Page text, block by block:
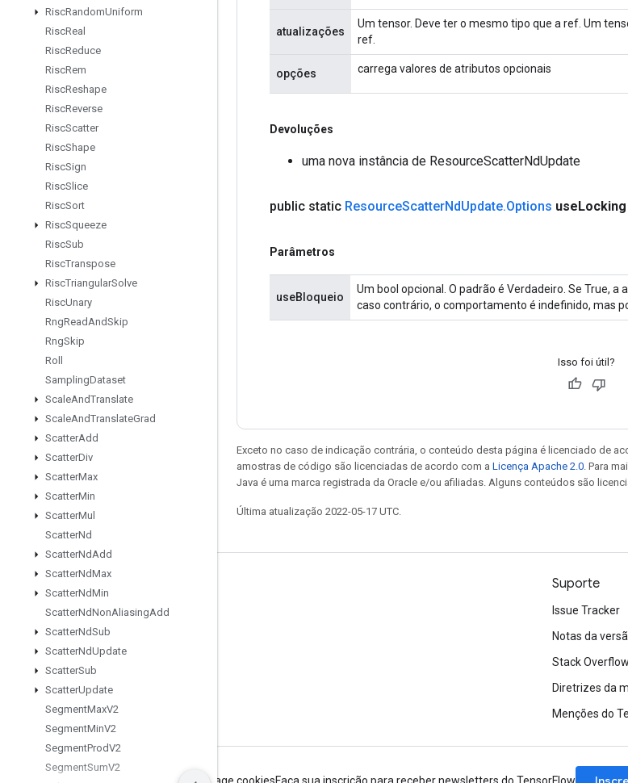
RiscRandomUniform
RiscReal
RiscReduce
RiscRem
RiscReshape
RiscReverse
RiscScatter
RiscShape
RiscSign
RiscSlice
RiscSort
RiscSqueeze
RiscSub
RiscTranspose
RiscTriangularSolve
RiscUnary
RngReadAndSkip
RngSkip
Roll
SamplingDataset
ScaleAndTranslate
ScaleAndTranslateGrad
ScatterAdd
ScatterDiv
ScatterMax
ScatterMin
ScatterMul
ScatterNd
ScatterNdAdd
ScatterNdMax
ScatterNdMin
ScatterNdNonAliasingAdd
ScatterNdSub
ScatterNdUpdate
ScatterSub
ScatterUpdate
SegmentMaxV2
SegmentMinV2
SegmentProdV2
SegmentSumV2
atualizações
Um tensor. Deve ter o mesmo tipo que a ref. Um
ref.
opções carrega valores de atributos opcionais
Devoluções
uma nova instância de ResourceScatterNdUpdate
public static ResourceScatterNdUpdate.Options useLocking
Parâmetros
useBloqueio
Um bool opcional. O padrão é Verdadeiro. Se True,
caso contrário, o comportamento é indefinido, mas
Isso foi útil?
Exceto no caso de indicação contrária, o conteúdo desta página é licenciado de
amostras de código são licenciadas de acordo com a Licença Apache 2.0 . Para
Java é uma marca registrada da Oracle e/ou afiliadas. Alguns conteúdos são
Última atualização 2022-05-17 UTC.
Fórum
Twitter
YouTube
Suporte
Issue Tracker
Notas da
Stack Overflow
Diretrizes da
Menções do